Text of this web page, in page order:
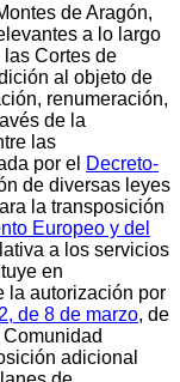
de Aragón,
a lo largo
Cortes de
al objeto de
renumeración,
de la
las
por el Decreto-
de diversas leyes
la transposición
Europeo y del
a los servicios
en
la autorización por
de 8 de marzo, de
adicional